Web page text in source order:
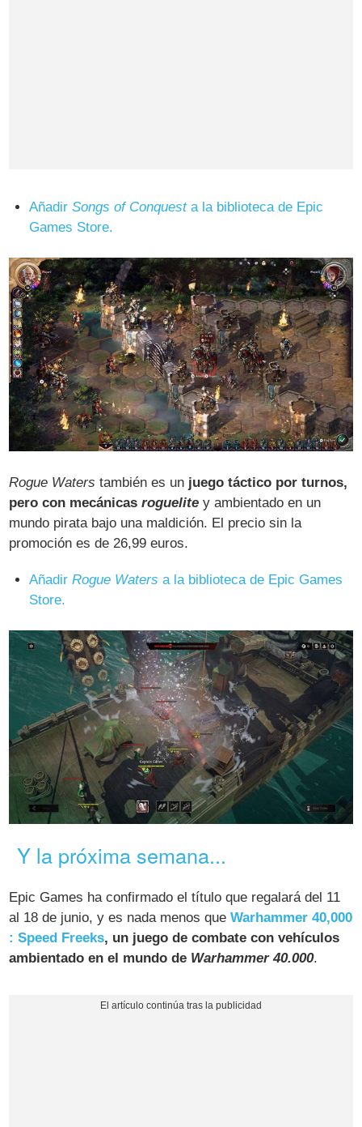
AñadirSongs of Conquesta la biblioteca de Epic
Games Store.
Rogue Waters también es un juego táctico por turnos,
pero con mecánicasroguelite y ambientado en un
mundo pirata bajo una maldición. El precio sin la
promoción es de 26,99 euros.
AñadirRogue Waters a la biblioteca de Epic Games
Store.
Y la próxima semana...
Epic Games ha confirmado el título que regalará del 11
al 18 de junio, y es nada menos queWarhammer 40,000
: Speed Freeks, un juego de combate con vehículos
ambientado en el mundo de Warhammer 40.000.